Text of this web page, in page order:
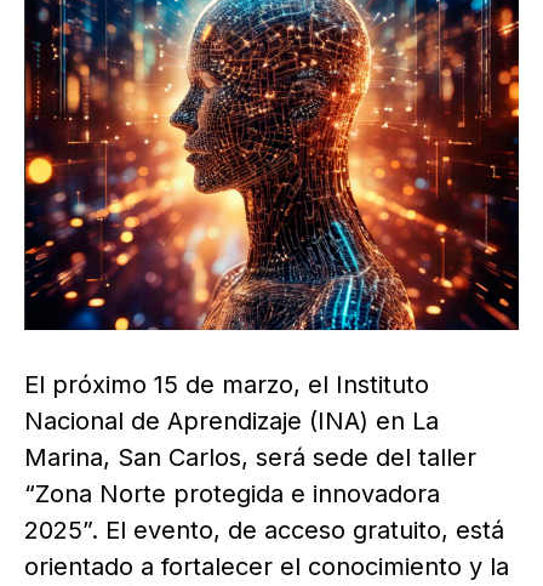
El próximo 15 de marzo, el Instituto
Nacional de Aprendizaje (INA) en La
Marina, San Carlos, será sede del taller
“Zona Norte protegida e innovadora
2025”. El evento, de acceso gratuito, está
orientado a fortalecer el conocimiento y la